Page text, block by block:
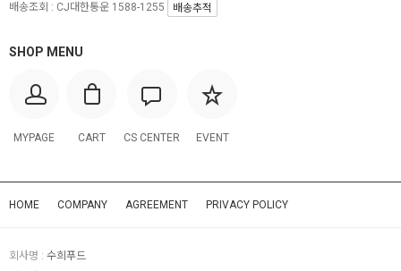
SHOP MENU
MYPAGE CART CS CENTER EVENT
배송조회 : CJ대한통운 1588-1255
배송추적
HOME COMPANY AGREEMENT PRIVACY POLICY
회사명 : 수희푸드